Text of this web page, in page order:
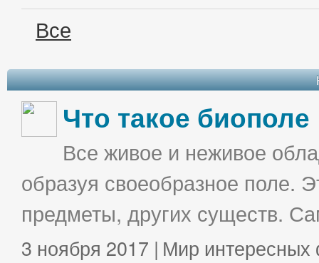
Все
Что такое биополе
Все живое и неживое
образуя своеобразное поле.
предметы, других существ.
3 ноября 2017 | Мир интересных